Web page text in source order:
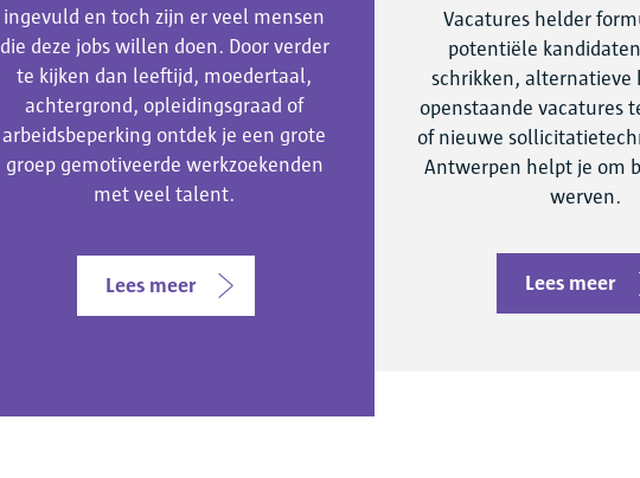
Vacatures helder
potentiële
schrikken, alternatieve
openstaande vacatures
of nieuwe
Antwerpen helpt je om
werven.
Lees meer
ingevuld en toch zijn er veel mensen
die deze jobs willen doen. Door verder
te kijken dan leeftijd, moedertaal,
achtergrond, opleidingsgraad of
arbeidsbeperking ontdek je een grote
groep gemotiveerde werkzoekenden
met veel talent.
Lees meer